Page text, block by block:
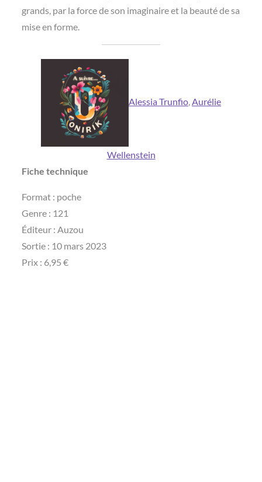
grands, par la force de son imaginaire et la beauté de sa
mise en forme.
Alessia Trunfio, Aurélie
Wellenstein
Fiche technique
Format : poche
Genre : 121
Éditeur ‏: ‎Auzou
Sortie‏ : ‎10 mars 2023
Prix : 6,95 €